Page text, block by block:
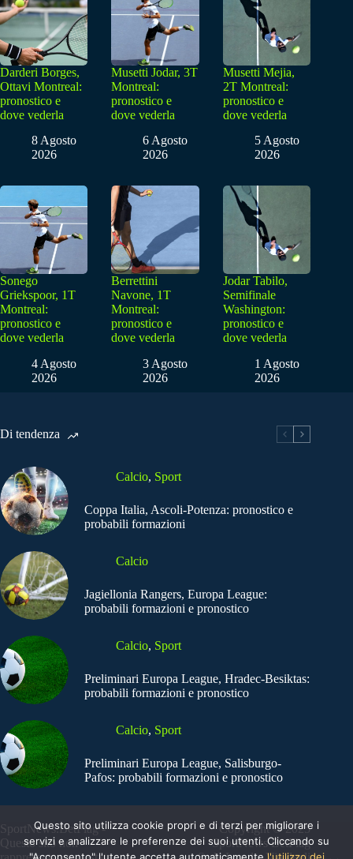
Darderi Borges,
Ottavi Montreal:
pronostico e
dove vederla
8 Agosto
2026
Musetti Jodar, 3T
Montreal:
pronostico e
dove vederla
6 Agosto
2026
Musetti Mejia,
2T Montreal:
pronostico e
dove vederla
5 Agosto
2026
Sonego
Griekspoor, 1T
Montreal:
pronostico e
dove vederla
4 Agosto
2026
Berrettini
Navone, 1T
Montreal:
pronostico e
dove vederla
3 Agosto
2026
Jodar Tabilo,
Semifinale
Washington:
pronostico e
dove vederla
1 Agosto
2026
Di tendenza
Calcio, Sport
Coppa Italia, Ascoli-Potenza: pronostico e
probabili formazioni
Calcio
Jagiellonia Rangers, Europa League:
probabili formazioni e pronostico
Calcio, Sport
Preliminari Europa League, Hradec-Besiktas:
probabili formazioni e pronostico
Calcio, Sport
Preliminari Europa League, Salisburgo-
Pafos: probabili formazioni e pronostico
SportNews.BetFlag -
Questo sito non
Copyright © 2025
SportNews BetFlag
Questo sito utilizza cookie propri e di terzi per migliorare i
servizi e analizzare le preferenze dei suoi utenti. Cliccando su